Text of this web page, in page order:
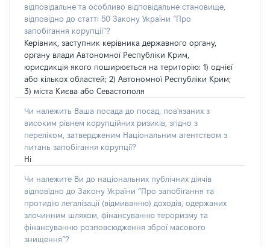
відповідальне та особливо відповідальне становище,
відповідно до статті 50 Закону України “Про
запобігання корупції”?
Керівник, заступник керівника державного органу,
органу влади Автономної Республіки Крим,
юрисдикція якого поширюється на територію: 1) однієї
або кількох областей; 2) Автономної Республіки Крим;
3) міста Києва або Севастополя
Чи належить Ваша посада до посад, пов'язаних з
високим рівнем корупційних ризиків, згідно з
переліком, затвердженим Національним агентством з
питань запобігання корупції?
Ні
Чи належите Ви до національних публічних діячів
відповідно до Закону України “Про запобігання та
протидію легалізації (відмиванню) доходів, одержаних
злочинним шляхом, фінансуванню тероризму та
фінансуванню розповсюдження зброї масового
знищення”?